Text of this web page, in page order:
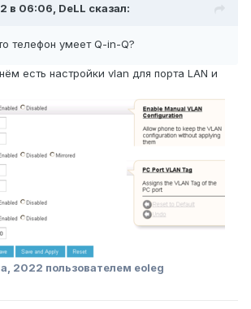
в 06:06, DeLL сказал:
телефон умеет Q-in-Q?
есть настройки vlan для порта LAN и
2022 пользователем eoleg